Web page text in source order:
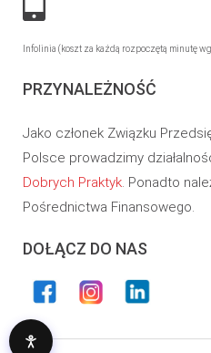
Infolinia (koszt za każdą rozpoczętą minutę
PRZYNALEŻNOŚĆ
Jako członek Związku
Polsce prowadzimy
Dobrych Praktyk. Ponadto
Pośrednictwa Finansowego.
DOŁĄCZ DO NAS